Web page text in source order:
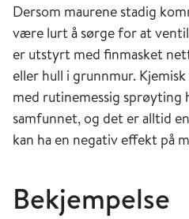
Dersom maurene stadig
være lurt å sørge for at
er utstyrt med finmasket
eller hull i grunnmur.
med rutinemessig sprøyting
samfunnet, og det er alltid
kan ha en negativ effekt på
Bekjempelse